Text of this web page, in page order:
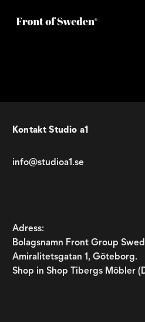
Kontakt Studio a1
info@studioa1.se
Adress:
Bolagsnamn Front Group
Amiralitetsgatan 1, Göteborg.
Shop in Shop Tibergs Möbler